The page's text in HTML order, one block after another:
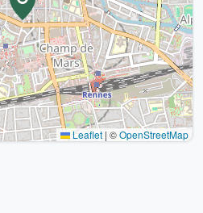
Leaflet | ©OpenStreetMap